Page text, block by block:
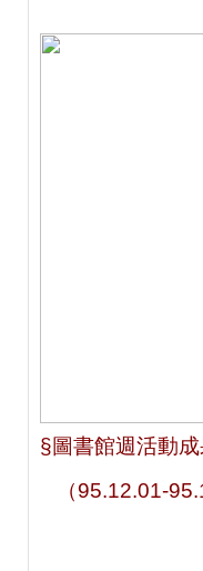
§圖書館週活動成
（95.12.01-